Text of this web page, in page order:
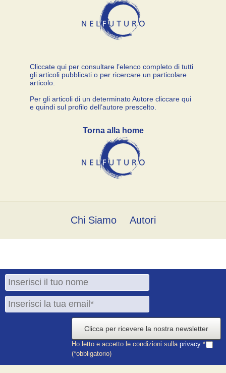
Cliccate qui per consultare l’elenco completo di tutti
gli articoli pubblicati o per ricercare un particolare
articolo.
Per gli articoli di un determinato Autore cliccare qui
e quindi sul profilo dell’autore prescelto.
Torna alla home
Chi Siamo Autori
Clicca per ricevere la nostra newsletter
Ho letto e accetto le condizioni sulla privacy *
(*obbligatorio)